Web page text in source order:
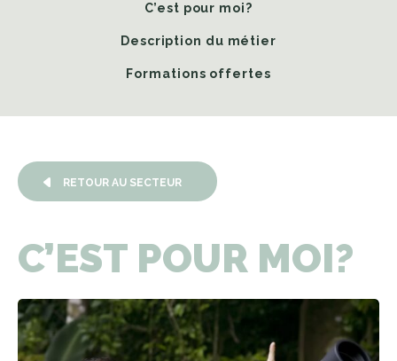
C’est pour moi?
Description du métier
Formations offertes
RETOUR AU SECTEUR
C’EST POUR MOI?